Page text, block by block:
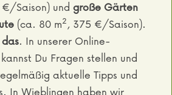
Saison) und große Gärten
(ca. 80 m2, 375 €/Saison).
. In unserer Online-
Du Fragen stellen und
aktuelle Tipps und
In Wieblingen haben wir